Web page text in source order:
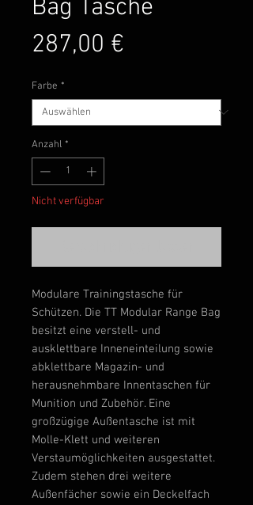
Bag Tasche
287,00 €
Farbe *
Anzahl *
Nicht verfügbar
Modulare Trainingstasche für
Schützen. Die TT Modular Range Bag
besitzt eine verstell- und
ausklettbare Inneneinteilung sowie
abklettbare Magazin- und
herausnehmbare Innentaschen für
Munition und Zubehör. Eine
großzügige Außentasche ist mit
Molle-Klett und weiteren
Verstaumöglichkeiten ausgestattet.
Zudem stehen drei weitere
Außenfächer sowie ein Deckelfach